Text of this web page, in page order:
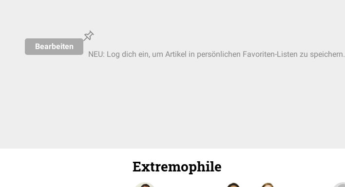
Bearbeiten
NEU: Log dich ein, um Artikel in persönlichen Favoriten-Listen zu speichern.
Extremophile